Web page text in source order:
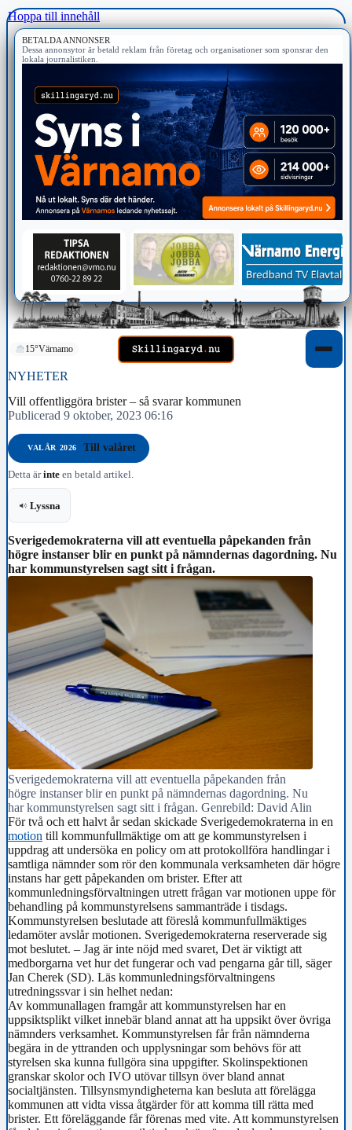
Hoppa till innehåll
BETALDA ANNONSER
Dessa annonsytor är betald reklam från företag och organisationer som sponsrar den
lokala journalistiken.
15°Värnamo
NYHETER
Vill offentliggöra brister – så svarar kommunen
Publicerad 9 oktober, 2023 06:16
VALÅR 2026 Till valåret
Detta ärinte en betald artikel.
Lyssna
Sverigedemokraterna vill att eventuella påpekanden från
högre instanser blir en punkt på nämndernas dagordning. Nu
har kommunstyrelsen sagt sitt i frågan.
Sverigedemokraterna vill att eventuella påpekanden från
högre instanser blir en punkt på nämndernas dagordning. Nu
har kommunstyrelsen sagt sitt i frågan. Genrebild: David Alin
För två och ett halvt år sedan skickade Sverigedemokraterna in en
motion till kommunfullmäktige om att ge kommunstyrelsen i
uppdrag att undersöka en policy om att protokollföra handlingar i
samtliga nämnder som rör den kommunala verksamheten där högre
instans har gett påpekanden om brister. Efter att
kommunledningsförvaltningen utrett frågan var motionen uppe för
behandling på kommunstyrelsens sammanträde i tisdags.
Kommunstyrelsen beslutade att föreslå kommunfullmäktiges
ledamöter avslår motionen. Sverigedemokraterna reserverade sig
mot beslutet. – Jag är inte nöjd med svaret, Det är viktigt att
medborgarna vet hur det fungerar och vad pengarna går till, säger
Jan Cherek (SD). Läs kommunledningsförvaltningens
utredningssvar i sin helhet nedan:
Av kommunallagen framgår att kommunstyrelsen har en
uppsiktsplikt vilket innebär bland annat att ha uppsikt över övriga
nämnders verksamhet. Kommunstyrelsen får från nämnderna
begära in de yttranden och upplysningar som behövs för att
styrelsen ska kunna fullgöra sina uppgifter. Skolinspektionen
granskar skolor och IVO utövar tillsyn över bland annat
socialtjänsten. Tillsynsmyndigheterna kan besluta att förelägga
kommunen att vidta vissa åtgärder för att komma till rätta med
brister. Ett föreläggande får förenas med vite. Att kommunstyrelsen